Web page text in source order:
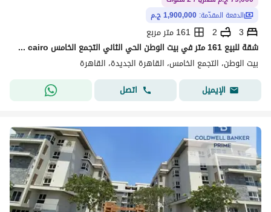
الدفعة المقدّمة: 1,900,000 ج.م
3
2
161 متر مربع
شقة للبيع 161 متر في بيت الوطن الحي الثاني التجمع الخامس beit al watan 5th settlement new cairo
بيت الوطن، التجمع الخامس، القاهرة الجديدة، القاهرة
الإيميل
اتصل